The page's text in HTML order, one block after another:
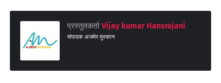
प्रस्तुतकर्ता Vijay kumar Hansrajani
संपादक अजमेर मुस्कान